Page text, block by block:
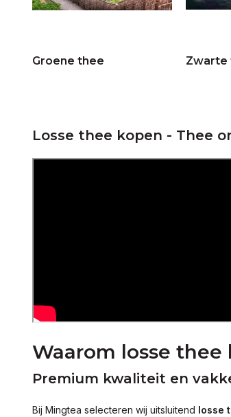
Avond(18)
Citroen
Groene thee Zwarte
Losse thee kopen - Thee
Waarom losse
Premium kwaliteit en
Bij Mingtea selecteren wij uitsluitend losse